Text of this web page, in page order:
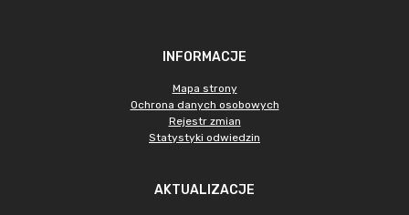
INFORMACJE
Mapa strony
Ochrona danych osobowych
Rejestr zmian
Statystyki odwiedzin
AKTUALIZACJE